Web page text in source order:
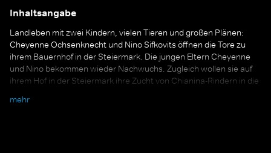
Inhaltsangabe
Landleben mit zwei Kindern, vielen Tieren und großen Plänen:
Cheyenne Ochsenknecht und Nino Sifkovits öffnen die Tore zu
ihrem Bauernhof in der Steiermark. Die jungen Eltern Cheyenne
und Nino bekommen wieder Nachwuchs. Zugleich wollen sie auf
ihrem Hof in der Steiermark ihre Zucht von Chianina-Rindern in die
mehr